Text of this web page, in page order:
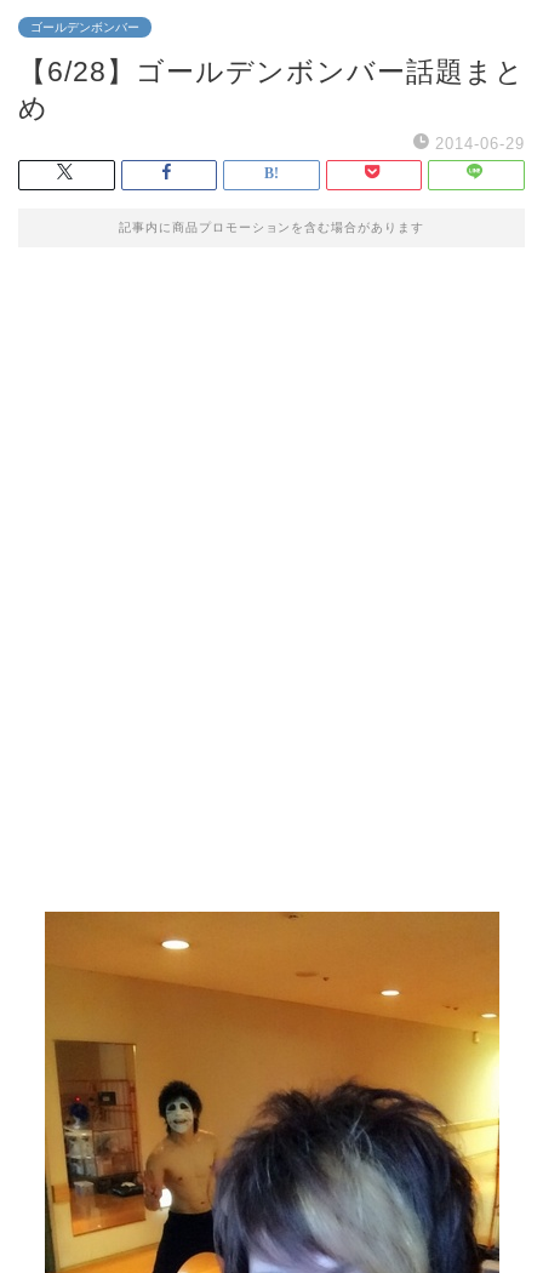
ゴールデンボンバー
【6/28】ゴールデンボンバー話題まと
め
2014-06-29
記事内に商品プロモーションを含む場合があります